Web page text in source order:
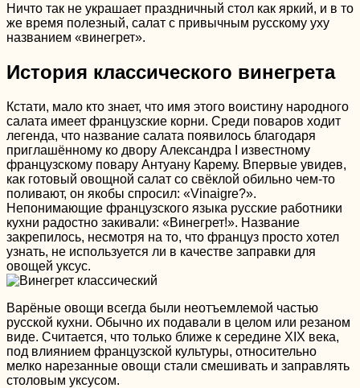
Ничто так не украшает праздничный стол как яркий, и в то
же время полезный, салат с привычным русскому уху
названием «винегрет».
История классического винегрета
Кстати, мало кто знает, что имя этого воистину народного
салата имеет французские корни. Среди поваров ходит
легенда, что название салата появилось благодаря
приглашённому ко двору Александра I известному
французскому повару Антуану Карему. Впервые увидев,
как готовый овощной салат со свёклой обильно чем-то
поливают, он якобы спросил: «Vinaigre?».
Непонимающие французского языка русские работники
кухни радостно закивали: «Винегрет!». Название
закрепилось, несмотря на то, что француз просто хотел
узнать, не используется ли в качестве заправки для
овощей уксус.
Варёные овощи всегда были неотъемлемой частью
русской кухни. Обычно их подавали в целом или резаном
виде. Считается, что только ближе к середине XIX века,
под влиянием французской культуры, относительно
мелко нарезанные овощи стали смешивать и заправлять
столовым уксусом.